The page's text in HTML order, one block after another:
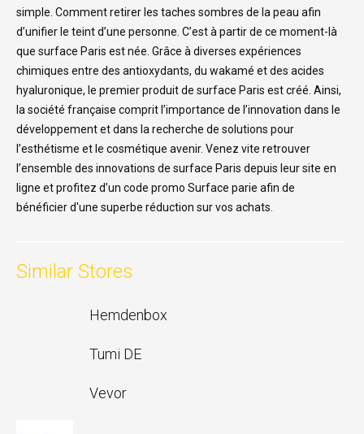
simple. Comment retirer les taches sombres de la peau afin
d’unifier le teint d’une personne. C’est à partir de ce moment-là
que surface Paris est née. Grâce à diverses expériences
chimiques entre des antioxydants, du wakamé et des acides
hyaluronique, le premier produit de surface Paris est créé. Ainsi,
la société française comprit l’importance de l’innovation dans le
développement et dans la recherche de solutions pour
l’esthétisme et le cosmétique avenir. Venez vite retrouver
l’ensemble des innovations de surface Paris depuis leur site en
ligne et profitez d’un code promo Surface parie afin de
bénéficier d'une superbe réduction sur vos achats.
Similar Stores
Hemdenbox
Tumi DE
Vevor